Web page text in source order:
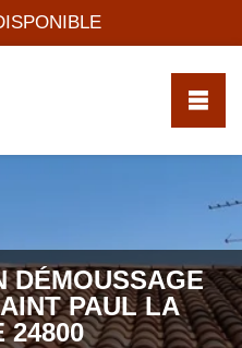
DÉMOUSSAGE
PAUL LA
24800